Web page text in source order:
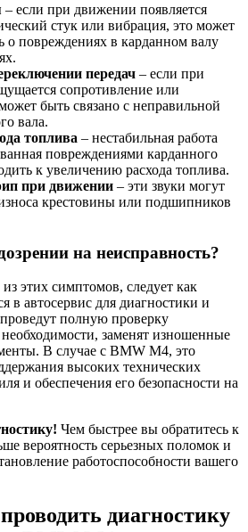
– если при движении появляется
стук или вибрация, это может
о повреждениях в карданном валу
передач – если при
сопротивление или
быть связано с неправильной
вала.
топлива – нестабильная работа
повреждениями карданного
к увеличению расхода топлива.
при движении – эти звуки могут
крестовины или подшипников
на неисправность?
этих симптомов, следует как
в автосервис для диагностики и
полную проверку
заменят изношенные
В случае с BMW M4, это
высоких технических
и обеспечения его безопасности на
Чем быстрее вы обратитесь к
вероятность серьезных поломок и
работоспособности вашего
диагностику